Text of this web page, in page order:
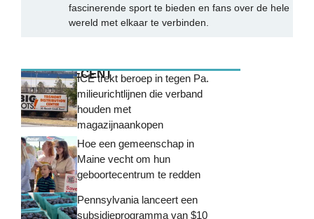
fascinerende sport te bieden en fans over de hele
wereld met elkaar te verbinden.
MEEST RECENTICE trekt beroep in tegen Pa.
milieurichtlijnen die verband
houden met
magazijnaankopen
Hoe een gemeenschap in
Maine vecht om hun
geboortecentrum te redden
Pennsylvania lanceert een
subsidieprogramma van $10